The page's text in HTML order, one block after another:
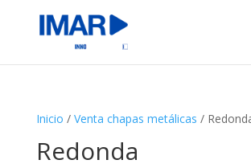
Inicio / Venta chapas metálicas /
Redonda